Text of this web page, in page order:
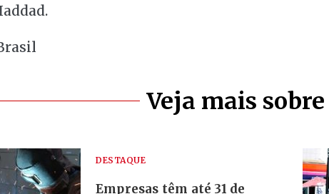
Veja mais sobre
DESTAQUE
Empresas têm até 31 de